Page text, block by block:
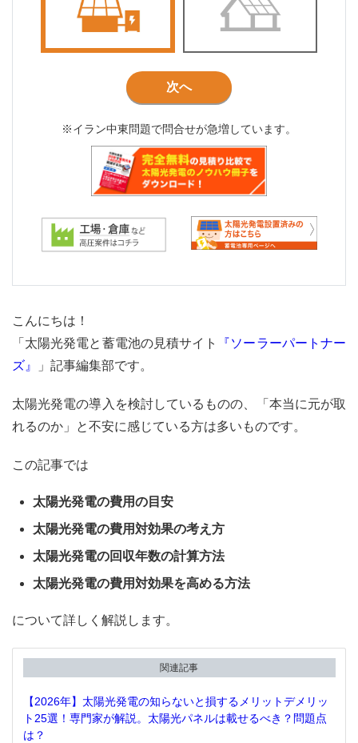
次へ
※イラン中東問題で問合せが急増しています。
こんにちは！
「太陽光発電と蓄電池の見積サイト
『ソーラーパートナー
ズ』
」記事編集部です。
太陽光発電の導入を検討しているものの、「本当に元が取
れるのか」と不安に感じている方は多いものです。
この記事では
太陽光発電の費用の目安
太陽光発電の費用対効果の考え方
太陽光発電の回収年数の計算方法
太陽光発電の費用対効果を高める方法
について詳しく解説します。
関連記事
【2026年】太陽光発電の知らないと損するメリットデメリッ
ト25選！専門家が解説。太陽光パネルは載せるべき？問題点
は？